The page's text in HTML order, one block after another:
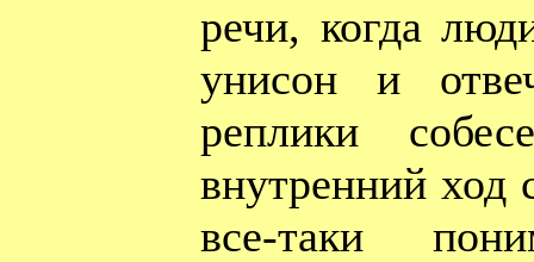
речи, когда
унисон и
реплики
внутренний ход
все-таки